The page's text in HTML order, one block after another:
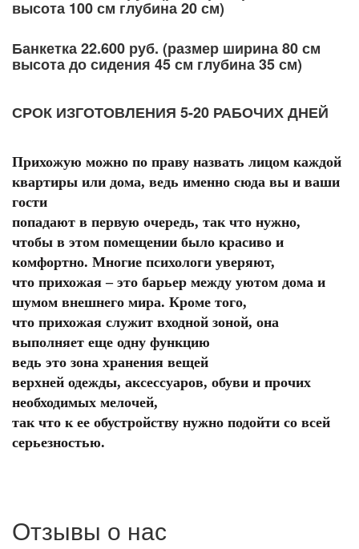
высота 100 см глубина 20 см)
Банкетка 22.600 руб. (размер ширина 80 см
высота до сидения 45 см глубина 35 см)
СРОК ИЗГОТОВЛЕНИЯ 5-20 РАБОЧИХ ДНЕЙ
Прихожую можно по праву назвать лицом каждой
квартиры или дома, ведь именно сюда вы и ваши
гости
попадают в первую очередь, так что нужно,
чтобы в этом помещении было красиво и
комфортно. Многие психологи уверяют,
что прихожая – это барьер между уютом дома и
шумом внешнего мира. Кроме того,
что прихожая служит входной зоной, она
выполняет еще одну функцию
ведь это зона хранения вещей
верхней одежды, аксессуаров, обуви и прочих
необходимых мелочей,
так что к ее обустройству нужно подойти со всей
серьезностью.
Отзывы о нас